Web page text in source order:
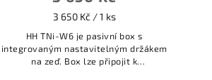
3 650 Kč / 1 ks
HH TNi-W6 je pasivní box s
integrovaným nastavitelným držákem
na zeď. Box lze připojit k